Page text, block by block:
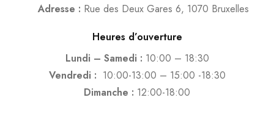
Adresse : Rue des Deux Gares 6, 1070 Bruxelles
Heures d’ouverture
Lundi – Samedi : 10:00 – 18:30
Vendredi : 10:00-13:00 – 15:00 -18:30
Dimanche : 12:00-18:00